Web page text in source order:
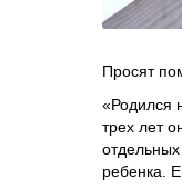
Просят
«Родился
трех лет
ребенка.